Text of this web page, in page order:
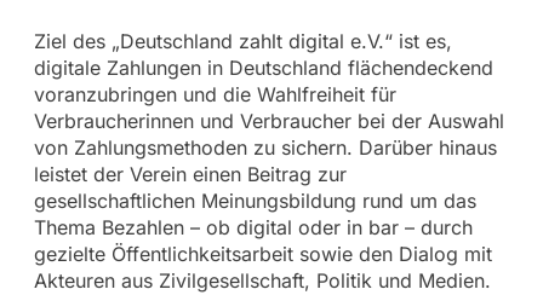
Ziel des „Deutschland zahlt digital e.V.“ ist es,
digitale Zahlungen in Deutschland flächendeckend
voranzubringen und die Wahlfreiheit für
Verbraucherinnen und Verbraucher bei der Auswahl
von Zahlungsmethoden zu sichern. Darüber hinaus
leistet der Verein einen Beitrag zur
gesellschaftlichen Meinungsbildung rund um das
Thema Bezahlen – ob digital oder in bar – durch
gezielte Öffentlichkeitsarbeit sowie den Dialog mit
Akteuren aus Zivilgesellschaft, Politik und Medien.